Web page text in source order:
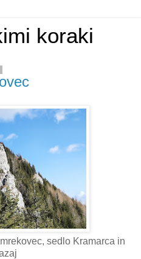
koraki
sedlo Kramarca in